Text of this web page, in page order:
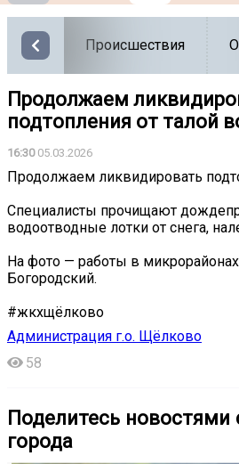
Происшествия
Продолжаем
подтопления от талой
16:3005.03.2026
Продолжаем ликвидировать
Специалисты прочищают
водоотводные лотки от снега,
На фото — работы в
Богородский.
#жкхщёлково
Администрация г.о. Щёлково
58
Поделитесь
города